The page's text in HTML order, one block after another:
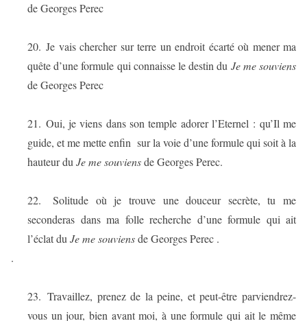
de Georges Perec
20. Je vais chercher sur terre un endroit écarté où mener ma
quête d’une formule qui connaisse le destin du Je me souviens
de Georges Perec
21. Oui, je viens dans son temple adorer l’Eternel : qu’Il me
guide, et me mette enfin sur la voie d’une formule qui soit à la
hauteur du Je me souviensde Georges Perec.
22.
Solitude où je trouve une douceur secrète, tu me
seconderas dans ma folle recherche d’une formule qui ait
l’éclat du Je me souviensde Georges Perec .
.
23. Travaillez, prenez de la peine, et peut-être parviendrez-
vous un jour, bien avant moi, à une formule qui ait le même